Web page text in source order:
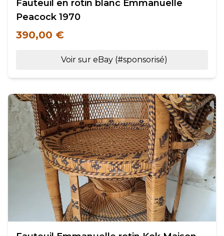
Fauteuil en rotin blanc Emmanuelle
Peacock 1970
390,00 €
Voir sur eBay (#sponsorisé)